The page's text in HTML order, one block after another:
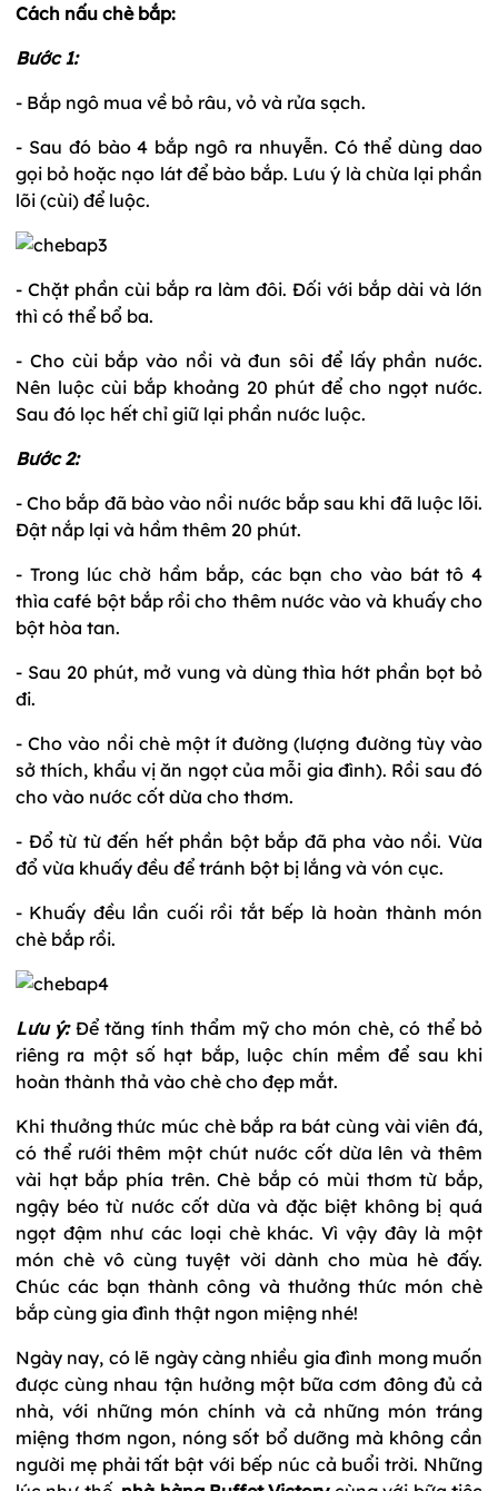
Cách nấu chè bắp:
Bước 1:
- Bắp ngô mua về bỏ râu, vỏ và rửa sạch.
- Sau đó bào 4 bắp ngô ra nhuyễn. Có thể dùng dao
gọi bỏ hoặc nạo lát để bào bắp. Lưu ý là chừa lại phần
lõi (cùi) để luộc.
- Chặt phần cùi bắp ra làm đôi. Đối với bắp dài và lớn
thì có thể bổ ba.
- Cho cùi bắp vào nồi và đun sôi để lấy phần nước.
Nên luộc cùi bắp khoảng 20 phút để cho ngọt nước.
Sau đó lọc hết chỉ giữ lại phần nước luộc.
Bước 2:
- Cho bắp đã bào vào nồi nước bắp sau khi đã luộc lõi.
Đật nắp lại và hầm thêm 20 phút.
- Trong lúc chờ hầm bắp, các bạn cho vào bát tô 4
thìa café bột bắp rồi cho thêm nước vào và khuấy cho
bột hòa tan.
- Sau 20 phút, mở vung và dùng thìa hớt phần bọt bỏ
đi.
- Cho vào nồi chè một ít đường (lượng đường tùy vào
sở thích, khẩu vị ăn ngọt của mỗi gia đình). Rồi sau đó
cho vào nước cốt dừa cho thơm.
- Đổ từ từ đến hết phần bột bắp đã pha vào nồi. Vừa
đổ vừa khuấy đều để tránh bột bị lắng và vón cục.
- Khuấy đều lần cuối rồi tắt bếp là hoàn thành món
chè bắp rồi.
Lưu ý:Để tăng tính thẩm mỹ cho món chè, có thể bỏ
riêng ra một số hạt bắp, luộc chín mềm để sau khi
hoàn thành thả vào chè cho đẹp mắt.
Khi thưởng thức múc chè bắp ra bát cùng vài viên đá,
có thể rưới thêm một chút nước cốt dừa lên và thêm
vài hạt bắp phía trên. Chè bắp có mùi thơm từ bắp,
ngậy béo từ nước cốt dừa và đặc biệt không bị quá
ngọt đậm như các loại chè khác. Vì vậy đây là một
món chè vô cùng tuyệt vời dành cho mùa hè đấy.
Chúc các bạn thành công và thưởng thức món chè
bắp cùng gia đình thật ngon miệng nhé!
Ngày nay, có lẽ ngày càng nhiều gia đình mong muốn
được cùng nhau tận hưởng một bữa cơm đông đủ cả
nhà, với những món chính và cả những món tráng
miệng thơm ngon, nóng sốt bổ dưỡng mà không cần
người mẹ phải tất bật với bếp núc cả buổi trời. Những